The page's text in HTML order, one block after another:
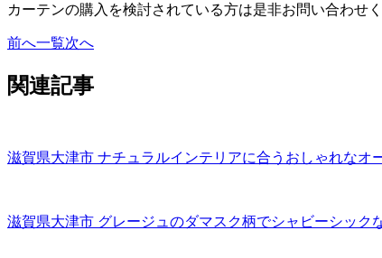
カーテンの購入を検討されている方は是非お問い合わせく
前へ一覧次へ
関連記事
滋賀県大津市 ナチュラルインテリアに合うおしゃれなオ
滋賀県大津市 グレージュのダマスク柄でシャビーシック